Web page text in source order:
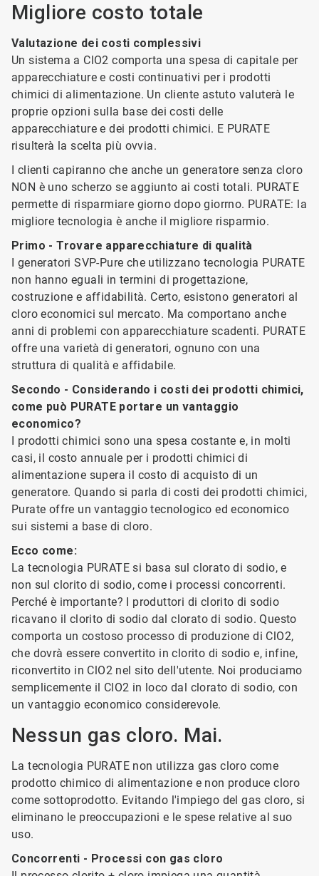
Migliore costo totale
Valutazione dei costi complessivi
Un sistema a ClO2 comporta una spesa di capitale per
apparecchiature e costi continuativi per i prodotti
chimici di alimentazione. Un cliente astuto valuterà le
proprie opzioni sulla base dei costi delle
apparecchiature e dei prodotti chimici. E PURATE
risulterà la scelta più ovvia.
I clienti capiranno che anche un generatore senza cloro
NON è uno scherzo se aggiunto ai costi totali. PURATE
permette di risparmiare giorno dopo giorrno. PURATE: la
migliore tecnologia è anche il migliore risparmio.
Primo - Trovare apparecchiature di qualità
I generatori SVP-Pure che utilizzano tecnologia PURATE
non hanno eguali in termini di progettazione,
costruzione e affidabilità. Certo, esistono generatori al
cloro economici sul mercato. Ma comportano anche
anni di problemi con apparecchiature scadenti. PURATE
offre una varietà di generatori, ognuno con una
struttura di qualità e affidabile.
Secondo - Considerando i costi dei prodotti chimici,
come può PURATE portare un vantaggio
economico?
I prodotti chimici sono una spesa costante e, in molti
casi, il costo annuale per i prodotti chimici di
alimentazione supera il costo di acquisto di un
generatore. Quando si parla di costi dei prodotti chimici,
Purate offre un vantaggio tecnologico ed economico
sui sistemi a base di cloro.
Ecco come:
La tecnologia PURATE si basa sul clorato di sodio, e
non sul clorito di sodio, come i processi concorrenti.
Perché è importante? I produttori di clorito di sodio
ricavano il clorito di sodio dal clorato di sodio. Questo
comporta un costoso processo di produzione di ClO2,
che dovrà essere convertito in clorito di sodio e, infine,
riconvertito in ClO2 nel sito dell'utente. Noi produciamo
semplicemente il ClO2 in loco dal clorato di sodio, con
un vantaggio economico considerevole.
Nessun gas cloro. Mai.
La tecnologia PURATE non utilizza gas cloro come
prodotto chimico di alimentazione e non produce cloro
come sottoprodotto. Evitando l'impiego del gas cloro, si
eliminano le preoccupazioni e le spese relative al suo
uso.
Concorrenti - Processi con gas cloro